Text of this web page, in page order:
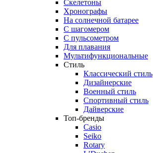
Скелетоны
Хронографы
На солнечной батарее
С шагомером
С пульсометром
Для плавания
Мультифункциональные
Стиль
Классический стиль
Дизайнерские
Военный стиль
Спортивный стиль
Дайверские
Топ-бренды
Casio
Seiko
Rotary